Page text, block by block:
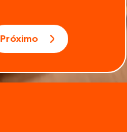
Próximo